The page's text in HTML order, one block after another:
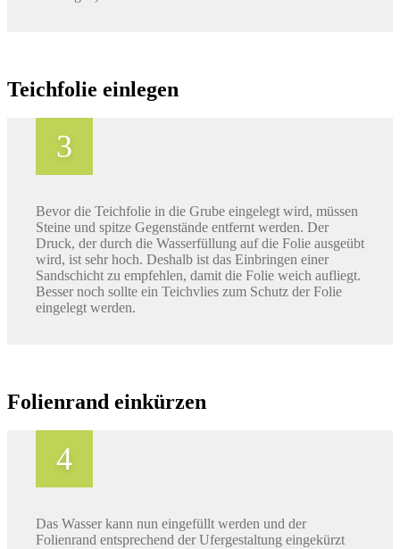
Teichfolie einlegen
Bevor die Teichfolie in die Grube eingelegt wird, müssen
Steine und spitze Gegenstände entfernt werden. Der
Druck, der durch die Wasserfüllung auf die Folie ausgeübt
wird, ist sehr hoch. Deshalb ist das Einbringen einer
Sandschicht zu empfehlen, damit die Folie weich aufliegt.
Besser noch sollte ein Teichvlies zum Schutz der Folie
eingelegt werden.
Folienrand einkürzen
Das Wasser kann nun eingefüllt werden und der
Folienrand entsprechend der Ufergestaltung eingekürzt